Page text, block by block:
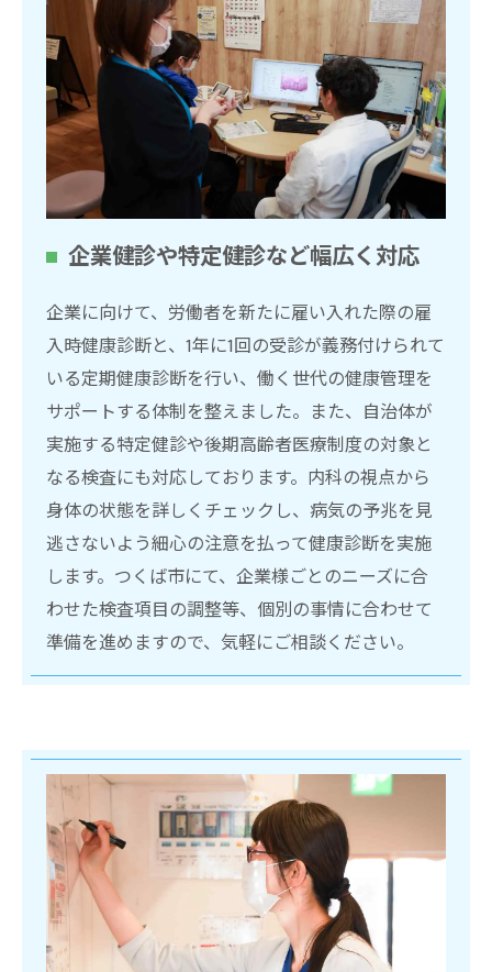
企業健診や特定健診など幅広く対応
企業に向けて、労働者を新たに雇い入れた際の雇
入時健康診断と、1年に1回の受診が義務付けられて
いる定期健康診断を行い、働く世代の健康管理を
サポートする体制を整えました。また、自治体が
実施する特定健診や後期高齢者医療制度の対象と
なる検査にも対応しております。内科の視点から
身体の状態を詳しくチェックし、病気の予兆を見
逃さないよう細心の注意を払って健康診断を実施
します。つくば市にて、企業様ごとのニーズに合
わせた検査項目の調整等、個別の事情に合わせて
準備を進めますので、気軽にご相談ください。